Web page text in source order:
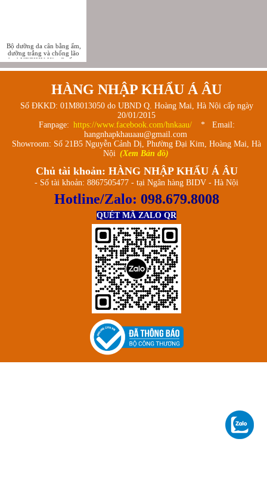
Bộ dưỡng da cân bằng ẩm,
dưỡng trắng và chống lão
hoá YEZIHU Hàn Quốc -
Yezihu Water Pop Nutritious
HÀNG NHẬP KHẨU Á ÂU
Số ĐKKD: 01M8013050 do UBND Q. Hoàng Mai, Hà Nội cấp ngày
20/01/2015
Fanpage: https://www.facebook.com/hnkaau/
* Email:
hangnhapkhauaau@gmail.com
Showroom: Số 21B5 Nguyễn Cảnh Dị, Phường Đại Kim, Hoàng Mai, Hà
Nội (Xem Bản đồ)
Chủ tài khoản: HÀNG NHẬP KHẨU Á ÂU
- Số tài khoản: 8867505477 - tại Ngân hàng BIDV - Hà Nội
Hotline/Zalo: 098.679.8008
QUÉT MÃ ZALO QR